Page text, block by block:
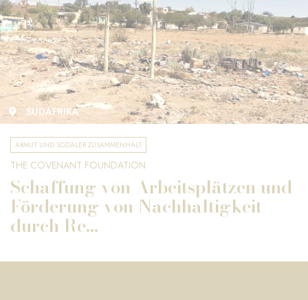
SÜDAFRIKA
ARMUT UND SOZIALER ZUSAMMENHALT
THE COVENANT FOUNDATION
Schaffung von Arbeitsplätzen und
Förderung von Nachhaltigkeit
durch Re...